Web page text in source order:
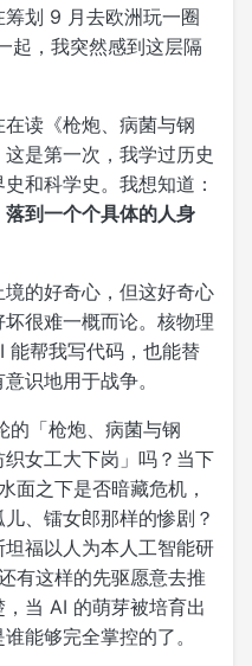
划 9 月去欧洲玩一圈
起，我突然感到这层隔
读《枪炮、病菌与钢
是第一次，我学过历史
和科学史。我想知道：
到一个个具体的人身
的好奇心，但这好奇心
很难一概而论。核物理
能帮我写代码，也能替
识地用于战争。
的「枪炮、病菌与钢
女工大下岗」吗？当下
面之下是否暗藏危机，
、镭女郎那样的惨剧？
福以人为本人工智能研
有这样的先驱愿意去推
当 AI 的萌芽被培育出
能够完全掌控的了。